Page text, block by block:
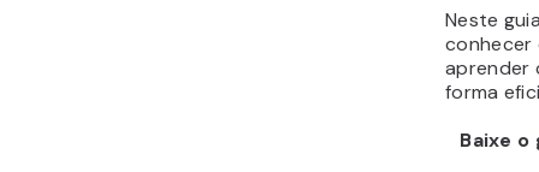
Neste
conhecer
aprender
forma
Baixe